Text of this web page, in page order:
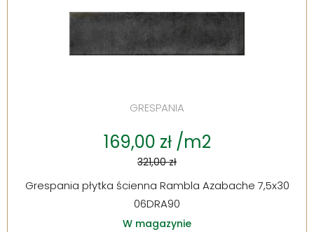
GRESPANIA
169,00 zł /m2
321,00 zł
Grespania płytka ścienna Rambla Azabache 7,5x30
06DRA90
W magazynie